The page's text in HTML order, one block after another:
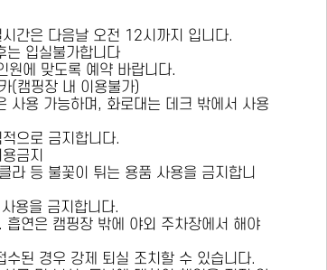
간은 다음날 오전 12시까지 입니다.
입실불가합니다
원에 맞도록 예약 바랍니다.
(캠핑장 내 이용불가)
사용 가능하며, 화로대는 데크 밖에서 사용
으로 금지합니다.
금지
라 등 불꽃이 튀는 용품 사용을 금지합니
용을 금지합니다.
연은 캠핑장 밖에 야외 주차장에서 해야
된 경우 강제 퇴실 조치할 수 있습니다.